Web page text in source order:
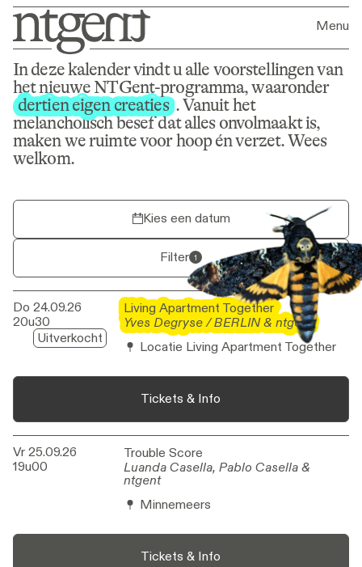
Menu
Programma
In deze kalender vindt u alle voorstellingen van
het nieuwe NTGent-programma, waaronder
dertien eigen creaties
dertien eigen creaties . Vanuit het
melancholisch besef dat alles onvolmaakt is,
maken we ruimte voor hoop én verzet. Wees
welkom.
Kies een datum
Filter 1
Do 24.09.26
20u30
Living Apartment Together
Living Apartment Together
Yves Degryse / BERLIN & ntgent
Yves Degryse / BERLIN & ntgent
Locatie Living Apartment Together
Uitverkocht
Tickets & Info
Vr 25.09.26
19u00
Trouble Score
Trouble Score
Luanda Casella, Pablo Casella &
ntgent
Luanda Casella, Pablo Casella &
ntgent
Minnemeers
Tickets & Info